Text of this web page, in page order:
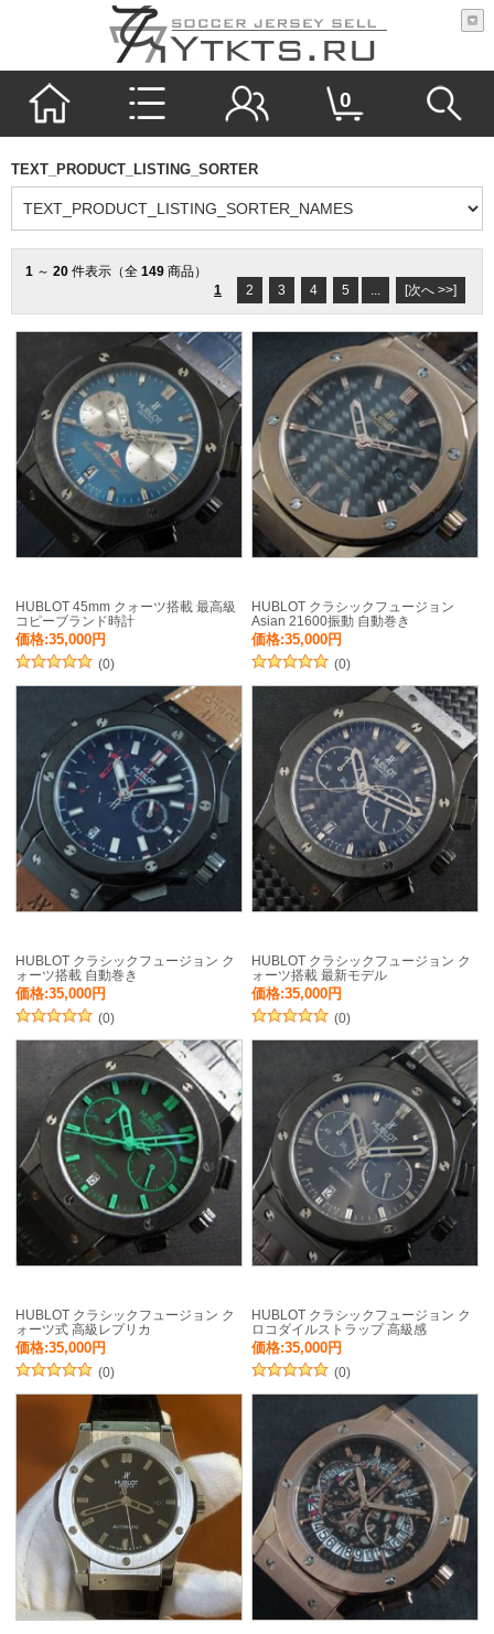
0
TEXT_PRODUCT_LISTING_SORTER
1 ～ 20 件表示（全 149 商品）
1
2 3 4 5 ... [次へ >>]
HUBLOT 45mm クォーツ搭載 最高級
コピーブランド時計
価格:35,000円
(0)
HUBLOT クラシックフュージョン
Asian 21600振動 自動巻き
価格:35,000円
(0)
HUBLOT クラシックフュージョン ク
ォーツ搭載 自動巻き
価格:35,000円
(0)
HUBLOT クラシックフュージョン ク
ォーツ搭載 最新モデル
価格:35,000円
(0)
HUBLOT クラシックフュージョン ク
ォーツ式 高級レプリカ
価格:35,000円
(0)
HUBLOT クラシックフュージョン ク
ロコダイルストラップ 高級感
価格:35,000円
(0)